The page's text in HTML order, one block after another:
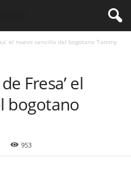
el nuevo sencillo del bogotano Tommy
Fresa’ el
bogotano
953